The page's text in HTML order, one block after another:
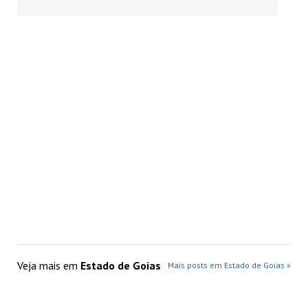
Veja mais em Estado de Goias Mais posts em Estado de Goias »